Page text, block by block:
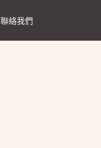
聯絡我們